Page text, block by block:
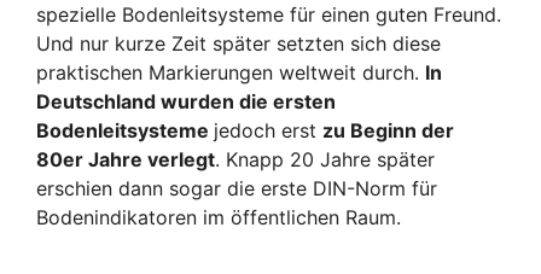
spezielle Bodenleitsysteme für einen guten Freund.
Und nur kurze Zeit später setzten sich diese
praktischen Markierungen weltweit durch. In
Deutschland wurden die ersten
Bodenleitsysteme jedoch erst zu Beginn der
80er Jahre verlegt. Knapp 20 Jahre später
erschien dann sogar die erste DIN-Norm für
Bodenindikatoren im öffentlichen Raum.